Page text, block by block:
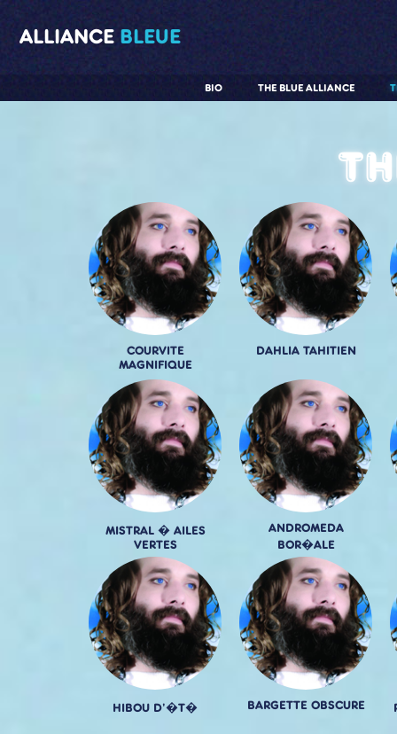
ALLIANCE BLEUE
THE BLUE ALLIANCE
BIO
COURVITE
MAGNIFIQUE
DAHLIA TAHITIEN
MISTRAL � AILES
VERTES
ANDROMEDA
BOR�ALE
HIBOU D'�T� BARGETTE OBSCURE